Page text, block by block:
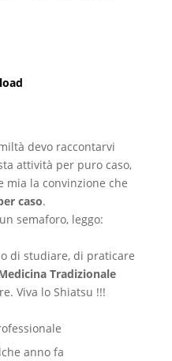
devo raccontarvi
attività per puro caso,
mia la convinzione che
caso.
semaforo, leggo:
di studiare, di praticare
Tradizionale
Viva lo Shiatsu !!!
anno fa